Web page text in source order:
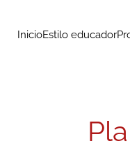
InicioEstilo educador